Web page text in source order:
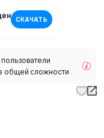
СКАЧАТЬ
общей сложности